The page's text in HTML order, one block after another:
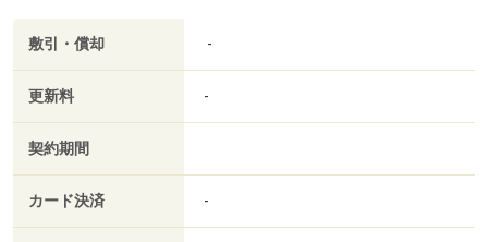
敷引・償却 -
更新料 -
契約期間
カード決済 -